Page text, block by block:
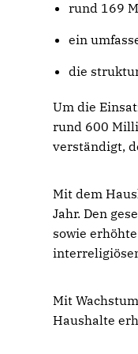
rund 169
ein
die
Um die
rund 600
verständigt,
Mit dem
Jahr. Den
sowie
Mit
Haushalte